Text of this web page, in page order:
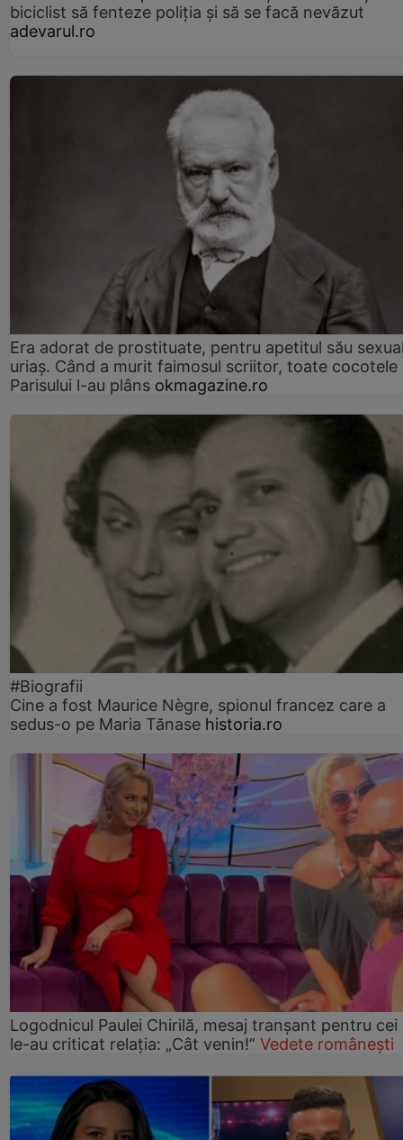
biciclist să fenteze poliția și să se facă nevăzut
adevarul.ro
Era adorat de prostituate, pentru apetitul său
uriaș. Când a murit faimosul scriitor, toate cocotele
Parisului l-au plâns okmagazine.ro
#Biografii
Cine a fost Maurice Nègre, spionul francez care a
sedus-o pe Maria Tănase historia.ro
Logodnicul Paulei Chirilă, mesaj tranșant pentru cei
le-au criticat relația: „Cât venin!” Vedete românești